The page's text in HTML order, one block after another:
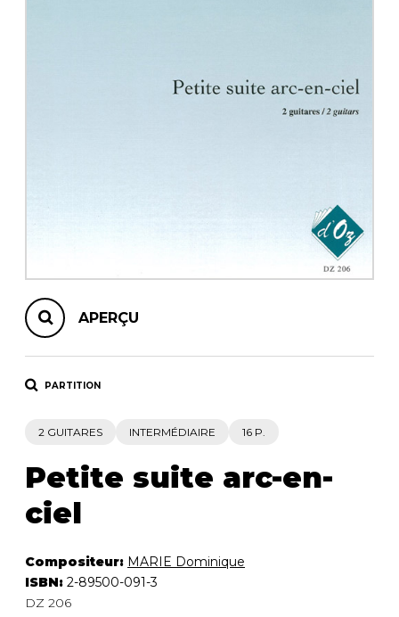
APERÇU
PARTITION
2 GUITARES INTERMÉDIAIRE 16 P.
Petite suite arc-en-
ciel
Compositeur: MARIE Dominique
ISBN: 2-89500-091-3
DZ 206